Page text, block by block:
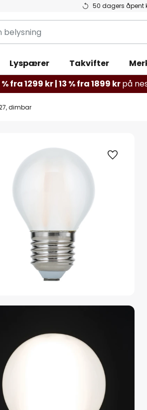
50 dagers åpent
Lyspærer Takvifter
fra 1299 kr | 13 % fra 1899 krpå
dimbar